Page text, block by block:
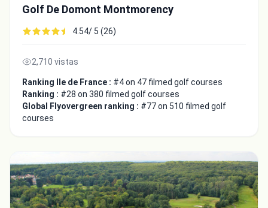
Golf De Domont Montmorency
4.54/ 5 (26)
2,710 vistas
Ranking Ile de France : #4 on 47 filmed golf courses
Ranking : #28 on 380 filmed golf courses
Global Flyovergreen ranking : #77 on 510 filmed golf
courses